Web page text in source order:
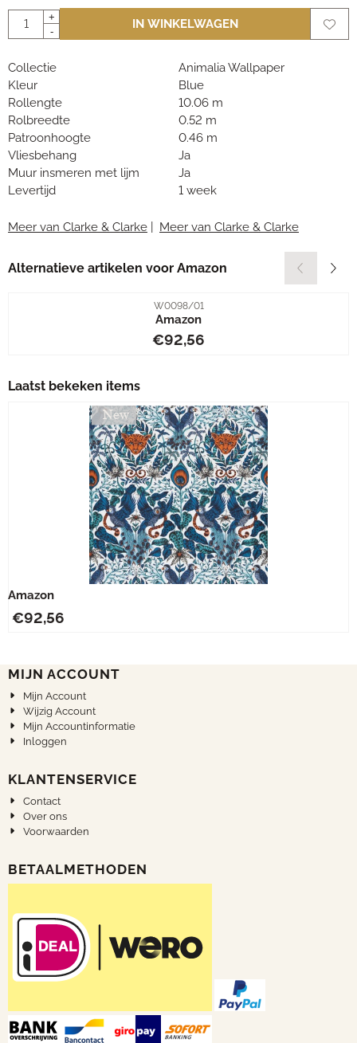
Aantal
+
-
IN WINKELWAGEN
Collectie
Animalia Wallpaper
Kleur
Blue
Rollengte
10.06 m
Rolbreedte
0.52 m
Patroonhoogte
0.46 m
Vliesbehang
Ja
Muur insmeren met lijm
Ja
Levertijd
1 week
Meer van Clarke & Clarke Meer van Clarke & Clarke
Alternatieve artikelen voor Amazon
Artikelnummer
W0098/01
Amazon
Prijs: 92,56
€92,56
Laatst bekeken items
Amazon
€92,56
MIJN ACCOUNT
Mijn Account
Wijzig Account
Mijn Accountinformatie
Inloggen
KLANTENSERVICE
Contact
Over ons
Voorwaarden
BETAALMETHODEN